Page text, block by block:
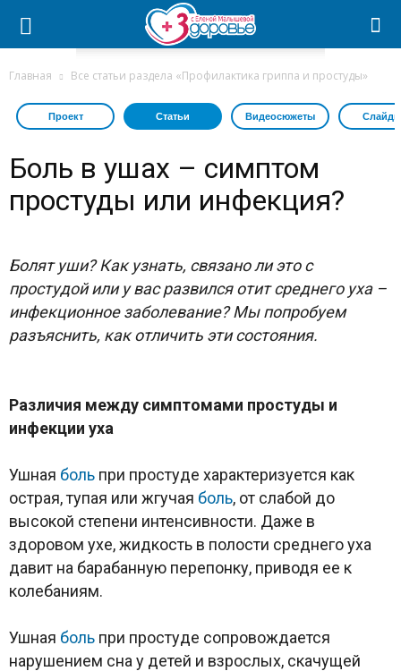
Главная Все статьи раздела «Профилактика гриппа и простуды»
Проект Статьи Видеосюжеты
Боль в ушах – симптом
простуды или инфекция?
Болят уши? Как узнать, связано ли это с
простудой или у вас развился отит среднего уха –
инфекционное заболевание? Мы попробуем
разъяснить, как отличить эти состояния.
Различия между симптомами простуды и
инфекции уха
Ушная боль при простуде характеризуется как
острая, тупая или жгучая боль, от слабой до
высокой степени интенсивности. Даже в
здоровом ухе, жидкость в полости среднего уха
давит на барабанную перепонку, приводя ее к
колебаниям.
Ушная боль при простуде сопровождается
нарушением сна у детей и взрослых, скачущей